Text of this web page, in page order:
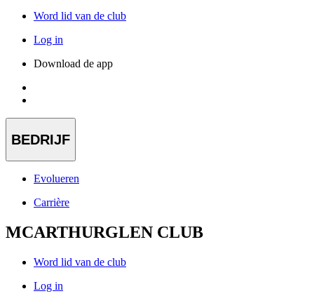
Word lid van de club
Log in
Download de app
BEDRIJF
Evolueren
Carrière
MCARTHURGLEN CLUB
Word lid van de club
Log in